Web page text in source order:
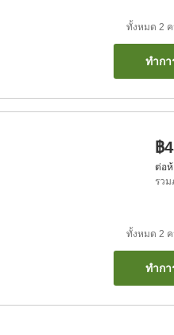
ทั้งหมด 2
ทำกา
฿
ต่อ
รว
ทั้งหมด 2
ทำกา